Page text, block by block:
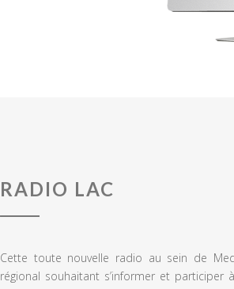
RADIO LAC
Cette toute nouvelle radio au sein de
régional souhaitant s’informer et participer